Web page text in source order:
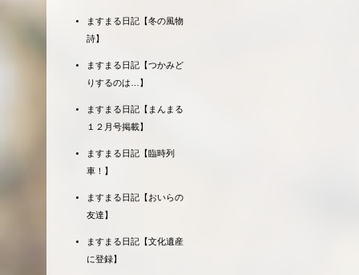
ますまる日記【冬の風物
詩】
ますまる日記【つかみど
りするのは…】
ますまる日記【まんまる
１２月号掲載】
ますまる日記【臨時列
車！】
ますまる日記【おいらの
友達】
ますまる日記【文化遺産
に登録】